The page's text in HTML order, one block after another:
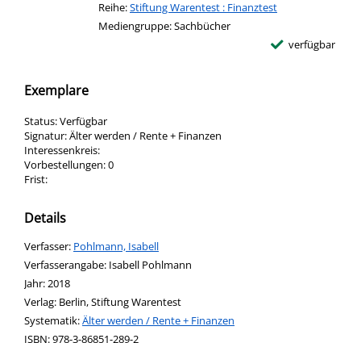
Reihe:Stiftung Warentest : Finanztest
Mediengruppe:Sachbücher
verfügbar
Exemplare
Status:Verfügbar
Signatur:Älter werden / Rente + Finanzen
Interessenkreis:
Vorbestellungen:0
Frist:
Details
Verfasser: Suche nach diesem Verfasser
Pohlmann, Isabell
Verfasserangabe: Isabell Pohlmann
Jahr:2018
Verlag: Berlin, Stiftung Warentest
opens in new tab
Diesen Link in neuem Tab öffnen
Systematik:Suche nach dieser Systematik
Älter werden / Rente + Finanzen
Suche nach diesem Interessenskreis
ISBN:978-3-86851-289-2